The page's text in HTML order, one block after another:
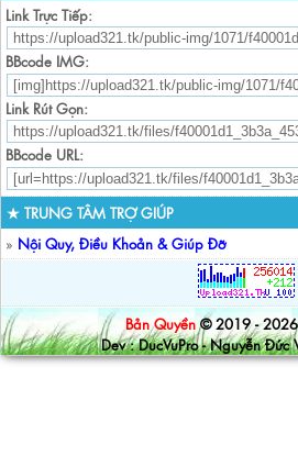
Link Trực Tiếp:
BBcode IMG:
Link Rút Gọn:
BBcode URL:
★ TRUNG TÂM TRỢ GIÚP
» Nội Quy, Điều Khoản & Giúp Đỡ
Bản Quyền © 2019 - 2026
Dev : DucVuPro - Nguyễn Đức